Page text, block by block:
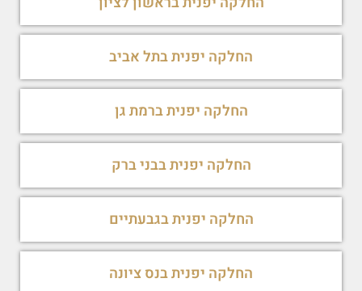
החלקה יפנית בתל אביב
החלקה יפנית ברמת גן
החלקה יפנית בבני ברק
החלקה יפנית בגבעתיים
החלקה יפנית בנס ציונה